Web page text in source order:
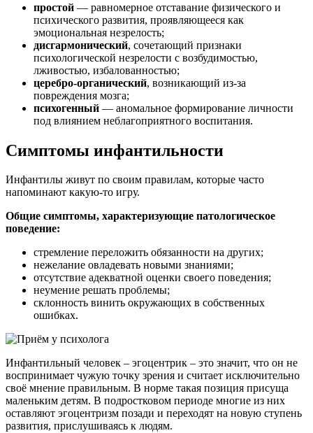
простой — равномерное отставание физического и
психического развития, проявляющееся как
эмоциональная незрелость;
дисгармонический, сочетающий признаки
психологической незрелости с возбудимостью,
лживостью, избалованностью;
церебро-органический, возникающий из-за
повреждения мозга;
психогенный — аномальное формирование личности
под влиянием неблагоприятного воспитания.
Симптомы инфантильности
Инфантилы живут по своим правилам, которые часто
напоминают какую-то игру.
Общие симптомы, характеризующие патологическое
поведение:
стремление переложить обязанности на других;
нежелание овладевать новыми знаниями;
отсутствие адекватной оценки своего поведения;
неумение решать проблемы;
склонность винить окружающих в собственных
ошибках.
Инфантильный человек – эгоцентрик – это значит, что он не
воспринимает чужую точку зрения и считает исключительно
своё мнение правильным. В норме такая позиция присуща
маленьким детям. В подростковом периоде многие из них
оставляют эгоцентризм позади и переходят на новую ступень
развития, прислушиваясь к людям.